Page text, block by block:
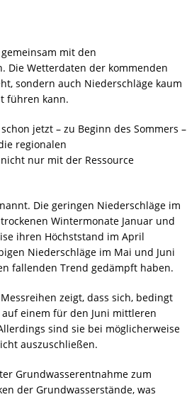
mit den
Die Wetterdaten der kommenden
sondern auch Niederschläge kaum
führen kann.
jetzt – zu Beginn des Sommers –
regionalen
nur mit der Ressource
Die geringen Niederschläge im
Wintermonate Januar und
ihren Höchststand im April
Niederschläge im Mai und Juni
fallenden Trend gedämpft haben.
zeigt, dass sich, bedingt
einem für den Juni mittleren
sind sie bei möglicherweise
auszuschließen.
Grundwasserentnahme zum
der Grundwasserstände, was